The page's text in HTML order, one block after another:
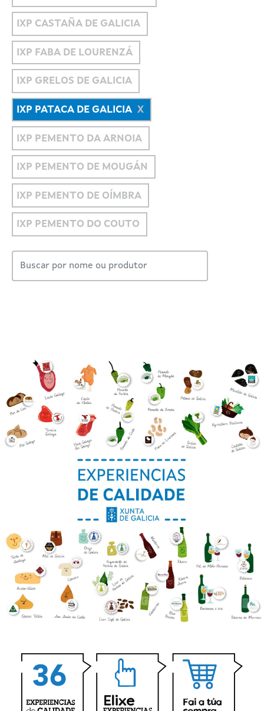
IXP CASTAÑA DE GALICIA
IXP FABA DE LOURENZÁ
IXP GRELOS DE GALICIA
IXP PATACA DE GALICIA
IXP PEMENTO DA ARNOIA
IXP PEMENTO DE MOUGÁN
IXP PEMENTO DE OÍMBRA
IXP PEMENTO DO COUTO